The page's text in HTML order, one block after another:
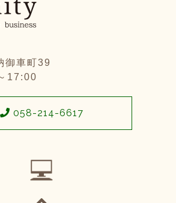
御車町39
17:00
058-214-6617